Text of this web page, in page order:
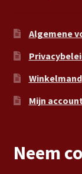
Algemene
Winkelmand
Mijn account
Neem